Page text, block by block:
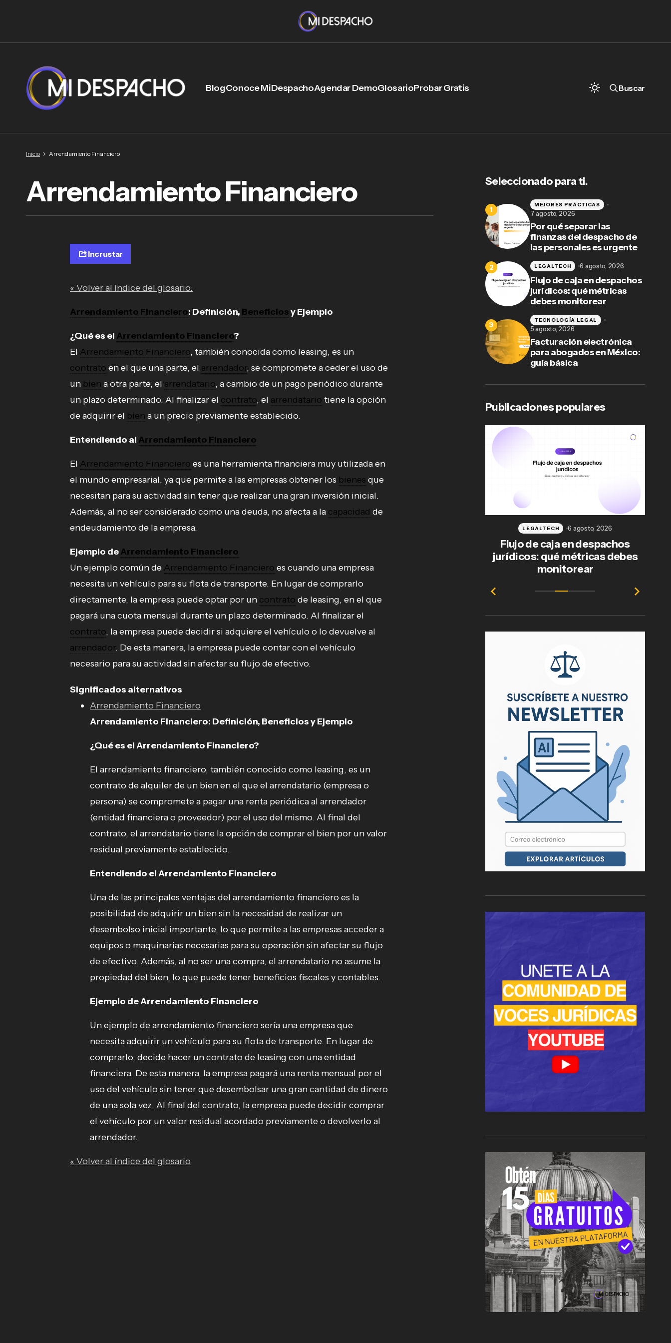
BlogConoce MiDespachoAgendar DemoGlosarioProbar Gratis Buscar
Inicio Arrendamiento Financiero
Arrendamiento Financiero
Incrustar
« Volver al índice del glosario:
Arrendamiento Financiero: Definición, Beneficiosy Ejemplo
¿Qué es el Arrendamiento Financiero?
El Arrendamiento Financiero, también conocida como leasing, es un
contrato en el que una parte, el arrendador, se compromete a ceder el uso de
un bien a otra parte, el arrendatario, a cambio de un pago periódico durante
un plazo determinado. Al finalizar el contrato, el arrendatario tiene la opción
de adquirir el bien a un precio previamente establecido.
Entendiendo al Arrendamiento Financiero
El Arrendamiento Financiero es una herramienta financiera muy utilizada en
el mundo empresarial, ya que permite a las empresas obtener los bienes que
necesitan para su actividad sin tener que realizar una gran inversión inicial.
Además, al no ser considerado como una deuda, no afecta a la capacidad de
endeudamiento de la empresa.
Ejemplo deArrendamiento Financiero
Un ejemplo común de Arrendamiento Financiero es cuando una empresa
necesita un vehículo para su flota de transporte. En lugar de comprarlo
directamente, la empresa puede optar por un contrato de leasing, en el que
pagará una cuota mensual durante un plazo determinado. Al finalizar el
contrato, la empresa puede decidir si adquiere el vehículo o lo devuelve al
arrendador. De esta manera, la empresa puede contar con el vehículo
necesario para su actividad sin afectar su flujo de efectivo.
Significados alternativos
Arrendamiento Financiero
Arrendamiento Financiero: Definición, Beneficios y Ejemplo
¿Qué es el Arrendamiento Financiero?
El arrendamiento financiero, también conocido como leasing, es un
contrato de alquiler de un bien en el que el arrendatario (empresa o
persona) se compromete a pagar una renta periódica al arrendador
(entidad financiera o proveedor) por el uso del mismo. Al final del
contrato, el arrendatario tiene la opción de comprar el bien por un valor
residual previamente establecido.
Entendiendo el Arrendamiento Financiero
Una de las principales ventajas del arrendamiento financiero es la
posibilidad de adquirir un bien sin la necesidad de realizar un
desembolso inicial importante, lo que permite a las empresas acceder a
equipos o maquinarias necesarias para su operación sin afectar su flujo
de efectivo. Además, al no ser una compra, el arrendatario no asume la
propiedad del bien, lo que puede tener beneficios fiscales y contables.
Ejemplo de Arrendamiento Financiero
Un ejemplo de arrendamiento financiero sería una empresa que
necesita adquirir un vehículo para su flota de transporte. En lugar de
comprarlo, decide hacer un contrato de leasing con una entidad
financiera. De esta manera, la empresa pagará una renta mensual por el
uso del vehículo sin tener que desembolsar una gran cantidad de dinero
de una sola vez. Al final del contrato, la empresa puede decidir comprar
el vehículo por un valor residual acordado previamente o devolverlo al
arrendador.
« Volver al índice del glosario
Seleccionado para ti.
Por qué separar las
finanzas del despacho de
las personales es urgente
MEJORES PRÁCTICAS
7 agosto, 2026
Flujo de caja en despachos
jurídicos: qué métricas
debes monitorear
LEGALTECH 6 agosto, 2026
Facturación electrónica
para abogados en México:
guía básica
TECNOLOGÍA LEGAL
5 agosto, 2026
Publicaciones populares
urgente
Flujo de caja en despachos
jurídicos: qué métricas debes
monitorear
LEGALTECH 6 agosto, 2026